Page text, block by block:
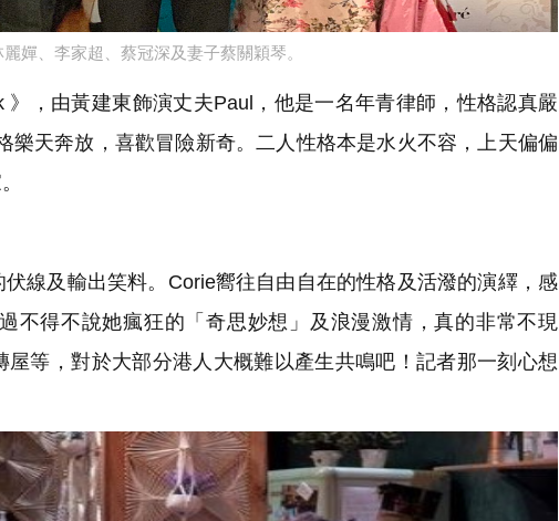
嬋、李家超、蔡冠深及妻子蔡關穎琴。
，由黃建東飾演丈夫Paul，他是一名年青律師，性格認真嚴
天奔放，喜歡冒險新奇。二人性格本是水火不容，上天偏偏
線及輸出笑料。Corie嚮往自由自在的性格及活潑的演繹，感
不得不說她瘋狂的「奇思妙想」及浪漫激情，真的非常不現
等，對於大部分港人大概難以產生共鳴吧！記者那一刻心想